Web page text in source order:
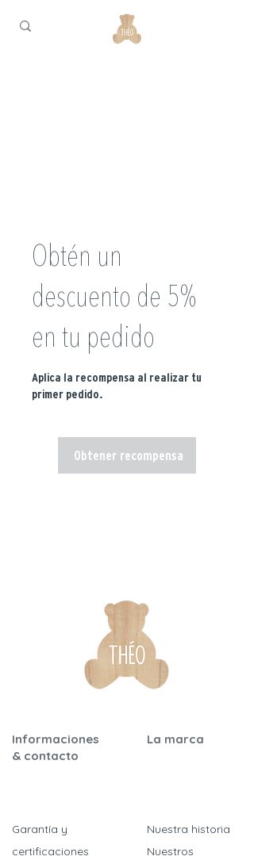
Obtén un
descuento de 5%
en tu pedido
Aplica la recompensa al realizar tu
primer pedido.
Obtener recompensa
Informaciones
& contacto
La marca
Garantía y
certificaciones
Nuestra historia
Nuestros